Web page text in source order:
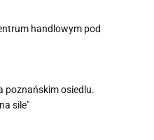
handlowym pod
poznańskim osiedlu.
sile"